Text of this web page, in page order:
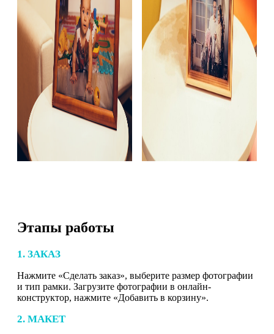
Этапы работы
1. ЗАКАЗ
Нажмите «Сделать заказ», выберите размер фотографии
и тип рамки. Загрузите фотографии в онлайн-
конструктор, нажмите «Добавить в корзину».
2. МАКЕТ